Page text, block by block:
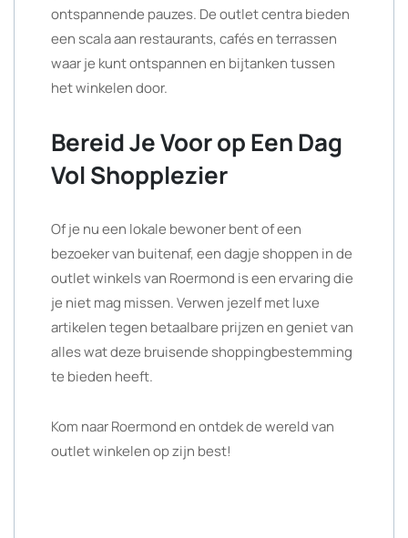
ontspannende pauzes. De outlet centra bieden
een scala aan restaurants, cafés en terrassen
waar je kunt ontspannen en bijtanken tussen
het winkelen door.
Bereid Je Voor op Een Dag
Vol Shopplezier
Of je nu een lokale bewoner bent of een
bezoeker van buitenaf, een dagje shoppen in de
outlet winkels van Roermond is een ervaring die
je niet mag missen. Verwen jezelf met luxe
artikelen tegen betaalbare prijzen en geniet van
alles wat deze bruisende shoppingbestemming
te bieden heeft.
Kom naar Roermond en ontdek de wereld van
outlet winkelen op zijn best!